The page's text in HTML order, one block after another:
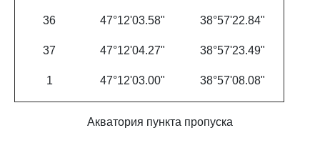
36 47°12'03.58" 38°57'22.84"
37 47°12'04.27" 38°57'23.49"
1 47°12'03.00" 38°57'08.08"
Акватория пункта пропуска